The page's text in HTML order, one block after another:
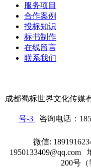
服务项目
合作案例
投标知识
标书制作
在线留言
联系我们
成都蜀标世界文化传媒
号-3 咨询电话：
微信:
1950133409@qq.com
200号